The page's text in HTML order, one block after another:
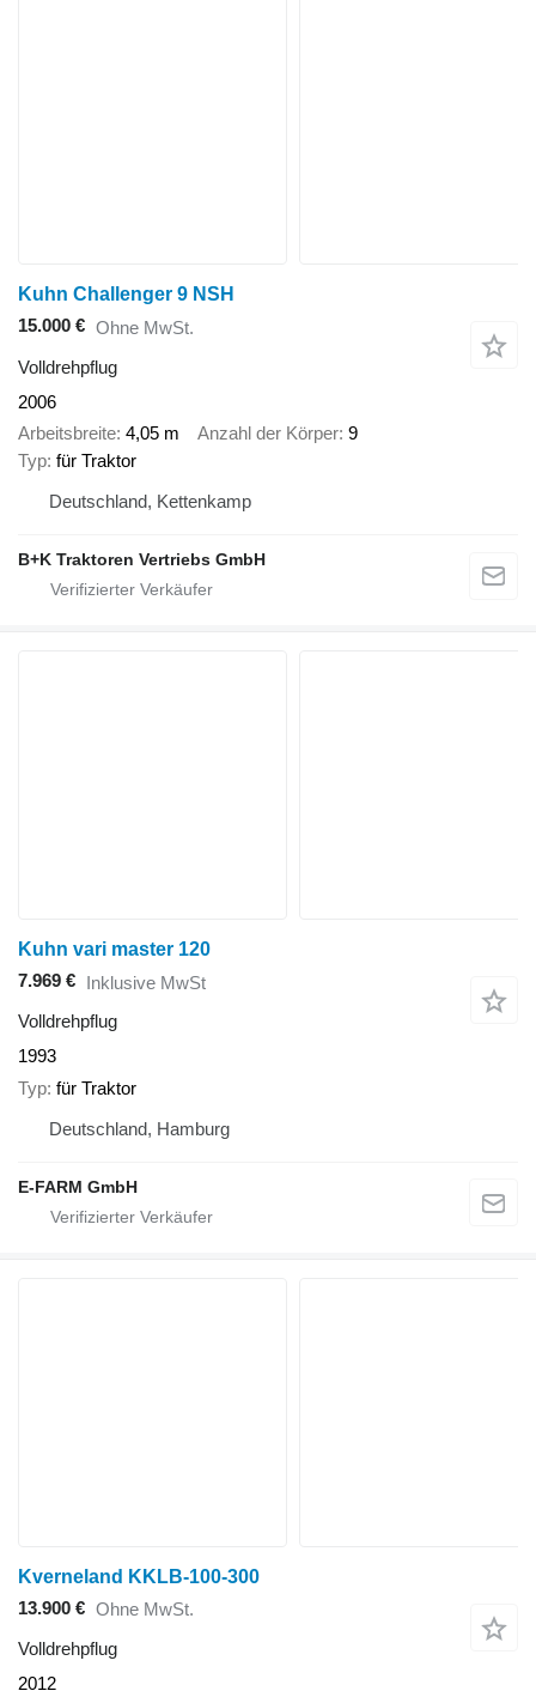
Kuhn Challenger 9 NSH
15.000 € Ohne MwSt.
Volldrehpflug
2006
Arbeitsbreite 4,05 m Anzahl der Körper 9
Typ für Traktor
Deutschland, Kettenkamp
B+K Traktoren Vertriebs GmbH
Kuhn vari master 120
7.969 € Inklusive MwSt
Volldrehpflug
1993
Typ für Traktor
Deutschland, Hamburg
E-FARM GmbH
Kverneland KKLB-100-300
13.900 € Ohne MwSt.
Volldrehpflug
2012